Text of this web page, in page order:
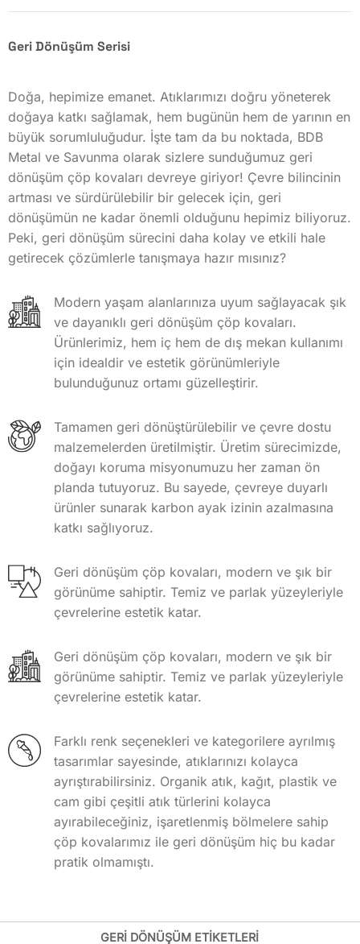
Geri Dönüşüm Serisi
Doğa, hepimize emanet. Atıklarımızı doğru yöneterek
doğaya katkı sağlamak, hem bugünün hem de yarının en
büyük sorumluluğudur. İşte tam da bu noktada, BDB
Metal ve Savunma olarak sizlere sunduğumuz geri
dönüşüm çöp kovaları devreye giriyor! Çevre bilincinin
artması ve sürdürülebilir bir gelecek için, geri
dönüşümün ne kadar önemli olduğunu hepimiz biliyoruz.
Peki, geri dönüşüm sürecini daha kolay ve etkili hale
getirecek çözümlerle tanışmaya hazır mısınız?
Modern yaşam alanlarınıza uyum sağlayacak şık
ve dayanıklı geri dönüşüm çöp kovaları.
Ürünlerimiz, hem iç hem de dış mekan kullanımı
için idealdir ve estetik görünümleriyle
bulunduğunuz ortamı güzelleştirir.
Tamamen geri dönüştürülebilir ve çevre dostu
malzemelerden üretilmiştir. Üretim sürecimizde,
doğayı koruma misyonumuzu her zaman ön
planda tutuyoruz. Bu sayede, çevreye duyarlı
ürünler sunarak karbon ayak izinin azalmasına
katkı sağlıyoruz.
Geri dönüşüm çöp kovaları, modern ve şık bir
görünüme sahiptir. Temiz ve parlak yüzeyleriyle
çevrelerine estetik katar.
Geri dönüşüm çöp kovaları, modern ve şık bir
görünüme sahiptir. Temiz ve parlak yüzeyleriyle
çevrelerine estetik katar.
Farklı renk seçenekleri ve kategorilere ayrılmış
tasarımlar sayesinde, atıklarınızı kolayca
ayrıştırabilirsiniz. Organik atık, kağıt, plastik ve
cam gibi çeşitli atık türlerini kolayca
ayırabileceğiniz, işaretlenmiş bölmelere sahip
çöp kovalarımız ile geri dönüşüm hiç bu kadar
pratik olmamıştı.
GERİ DÖNÜŞÜM ETİKETLERİ